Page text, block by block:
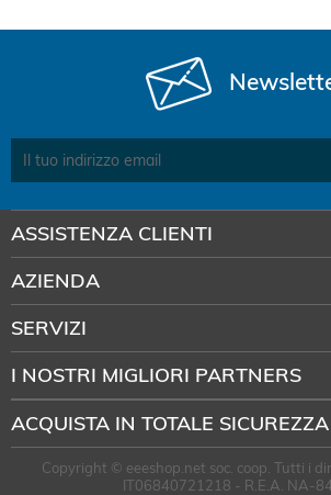
ASSISTENZA CLIENTI
AZIENDA
SERVIZI
I NOSTRI MIGLIORI PARTNERS
ACQUISTA IN TOTALE SICUREZZA
Copyright © eeeshop.net soc. coop. Tutti i
IT06840721218 - R.E.A. NA-